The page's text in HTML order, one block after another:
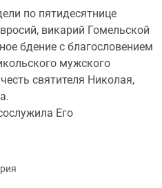
по пятидесятнице
викарий Гомельской
бдение с благословением
мужского
святителя Николая,
Его